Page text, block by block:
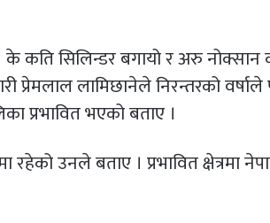
कति सिलिन्डर बगायो र अरु नोक्सान
लामिछानेले निरन्तरको वर्षाले
प्रभावित भएको बताए ।
उनले बताए । प्रभावित क्षेत्रमा